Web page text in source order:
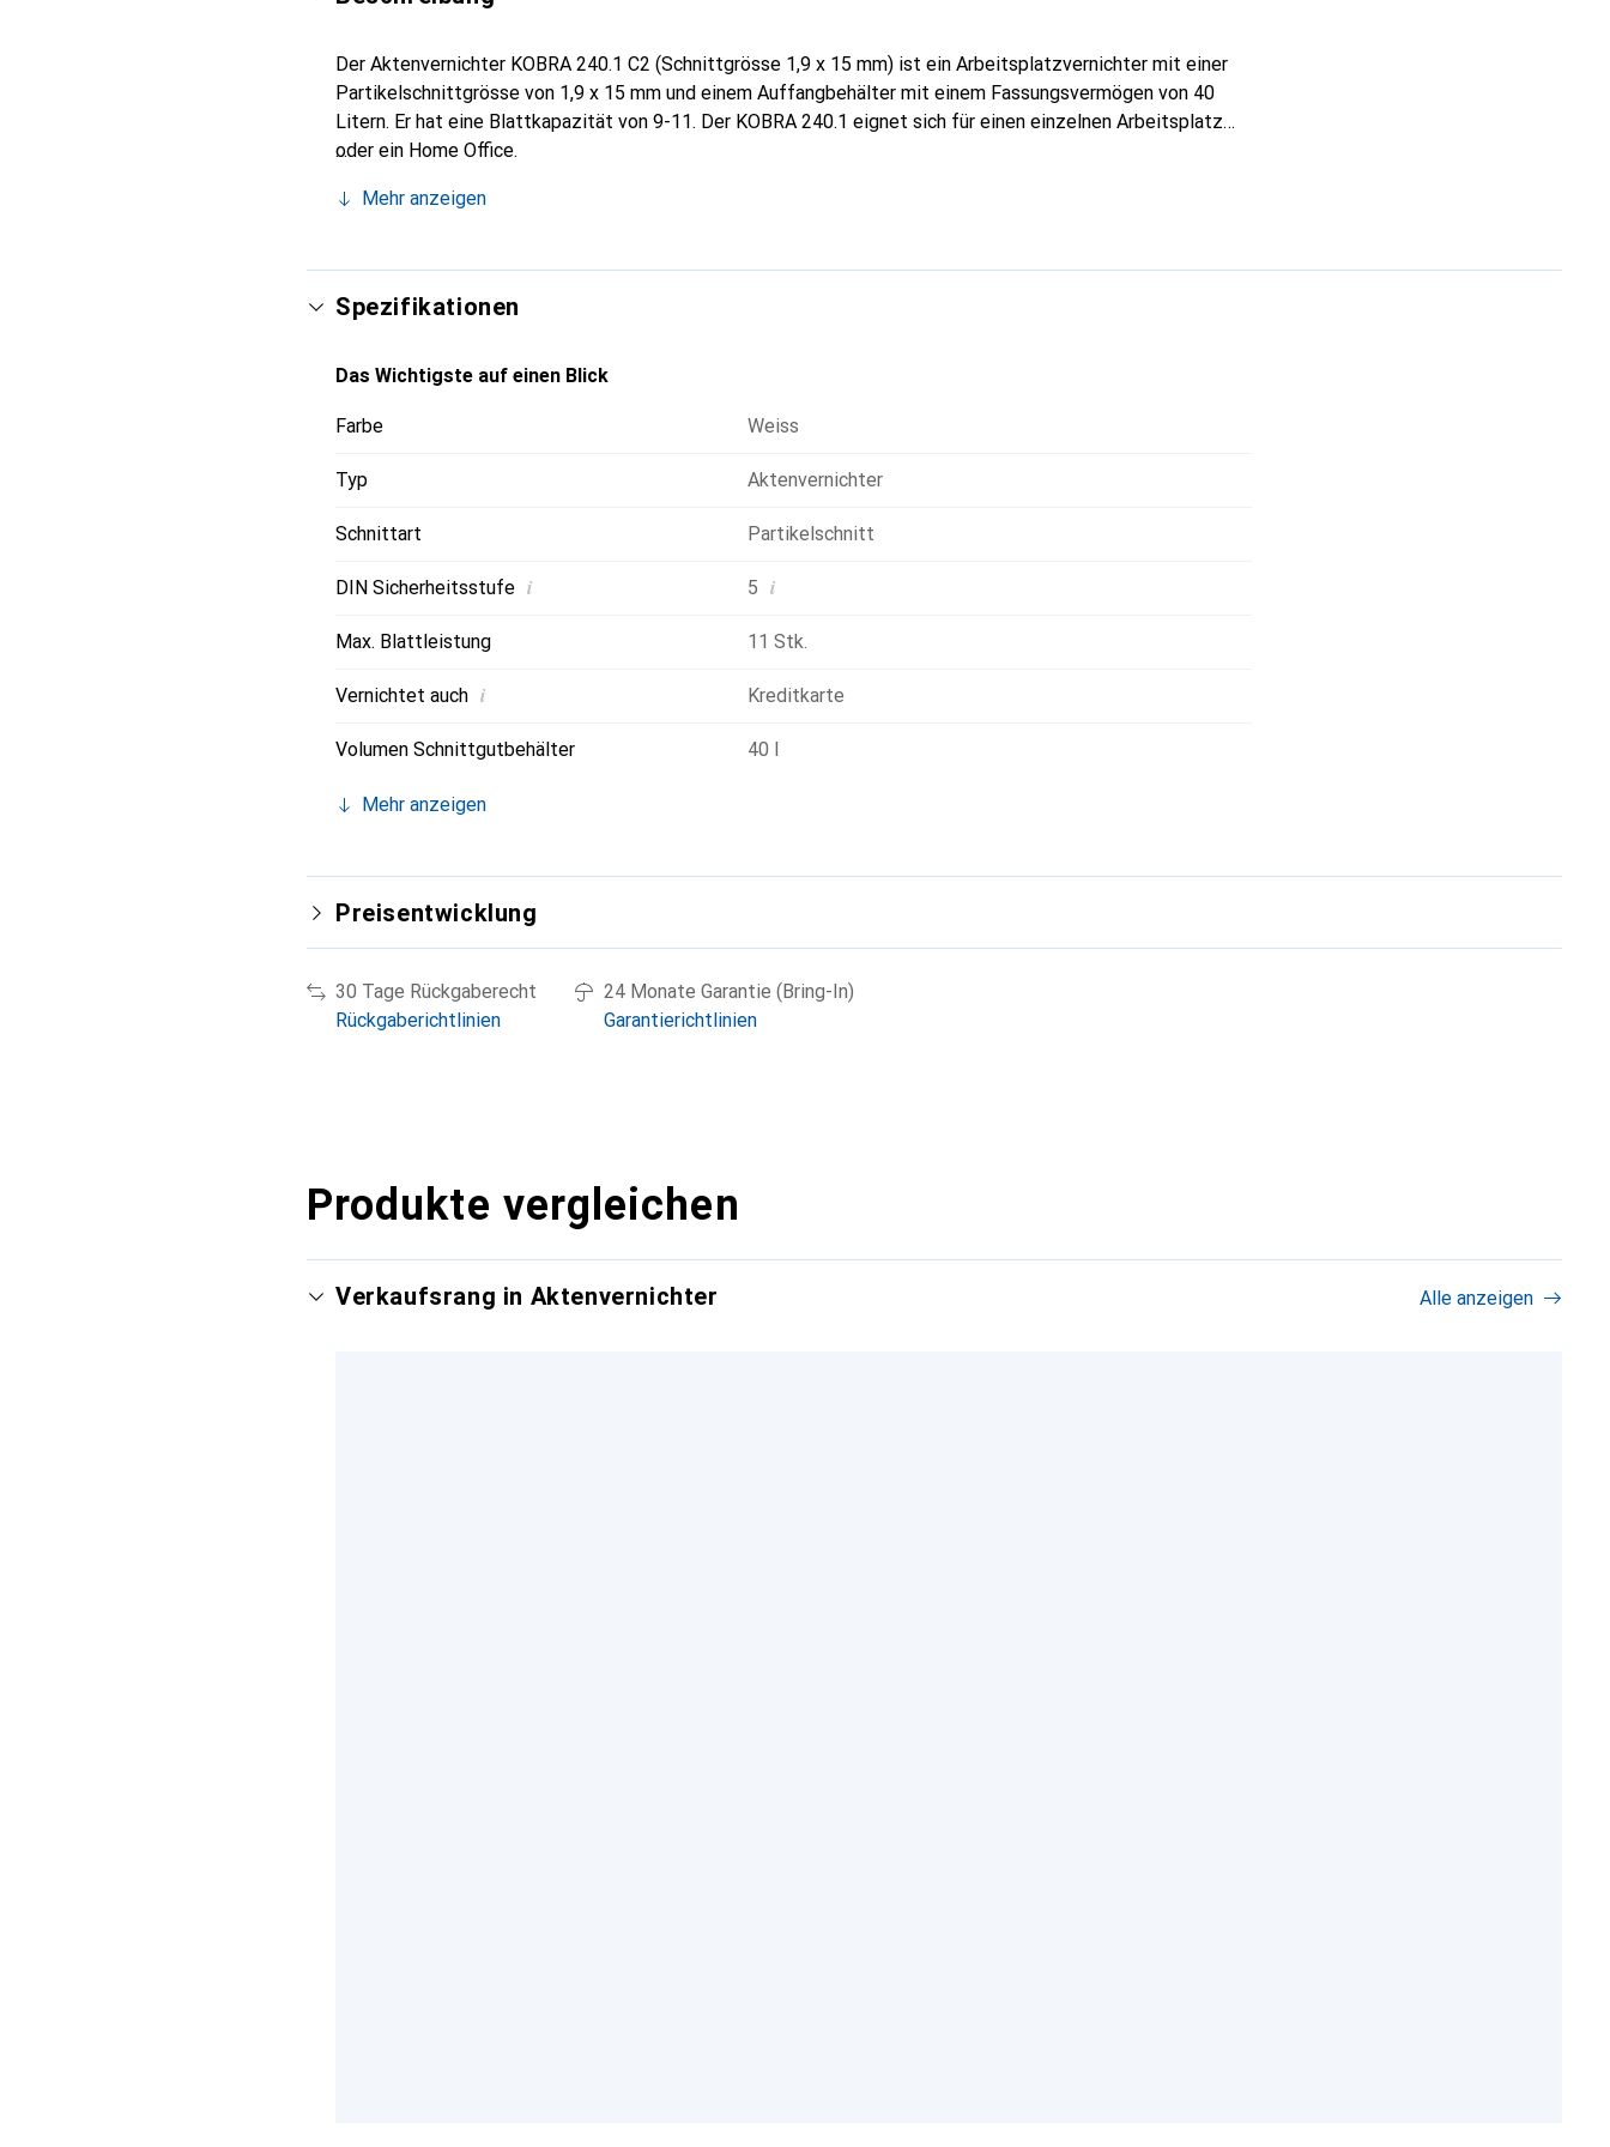
Der Aktenvernichter KOBRA 240.1 C2 (Schnittgrösse 1,9 x 15 mm) ist ein Arbeitsplatzvernichter mit einer
Partikelschnittgrösse von 1,9 x 15 mm und einem Auffangbehälter mit einem Fassungsvermögen von 40
Litern. Er hat eine Blattkapazität von 9-11. Der KOBRA 240.1 eignet sich für einen einzelnen Arbeitsplatz
oder ein Home Office.
Mehr anzeigen
Spezifikationen
Das Wichtigste auf einen Blick
Farbe Weiss
Typ Aktenvernichter
Schnittart Partikelschnitt
DIN Sicherheitsstufe i 5 i
Max. Blattleistung 11 Stk.
Vernichtet auch i Kreditkarte
Volumen Schnittgutbehälter 40 l
Mehr anzeigen
Preisentwicklung
30 Tage Rückgaberecht
Rückgaberichtlinien
24 Monate Garantie (Bring-In)
Garantierichtlinien
Produkte vergleichen
Verkaufsrang in Aktenvernichter Alle anzeigen